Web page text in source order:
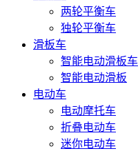
两轮平衡车
独轮平衡车
滑板车
智能电动滑板车
智能电动滑板
电动车
电动摩托车
折叠电动车
迷你电动车